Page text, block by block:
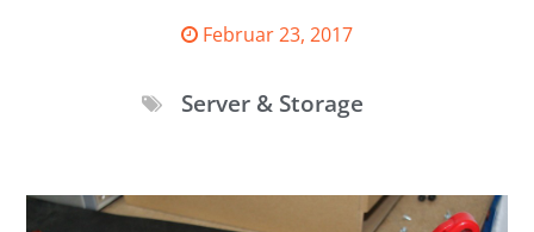
Posted
Februar 23, 2017
Server & Storage